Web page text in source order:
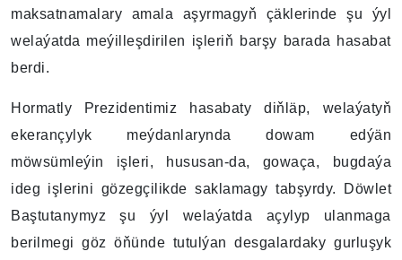
maksatnamalary amala aşyrmagyň çäklerinde şu ýyl
welaýatda meýilleşdirilen işleriň barşy barada hasabat
berdi.
Hormatly Prezidentimiz hasabaty diňläp, welaýatyň
ekerançylyk meýdanlarynda dowam edýän
möwsümleýin işleri, hususan-da, gowaça, bugdaýa
ideg işlerini gözegçilikde saklamagy tabşyrdy. Döwlet
Baştutanymyz şu ýyl welaýatda açylyp ulanmaga
berilmegi göz öňünde tutulýan desgalardaky gurluşyk